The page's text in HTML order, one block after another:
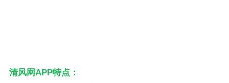
清风网APP特点：